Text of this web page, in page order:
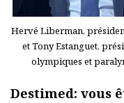
Hervé Liberman,
et Tony Estanguet,
olympiques et
Destimed: vous